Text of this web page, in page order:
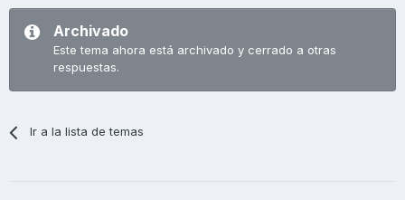
Archivado
Este tema ahora está archivado y cerrado a otras
respuestas.
Ir a la lista de temas